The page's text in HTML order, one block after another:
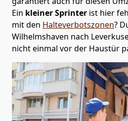
Ein kleiner Sprinter ist hier
mit den Halteverbotszonen?
Wilhelmshaven nach
nicht einmal vor der Haustür